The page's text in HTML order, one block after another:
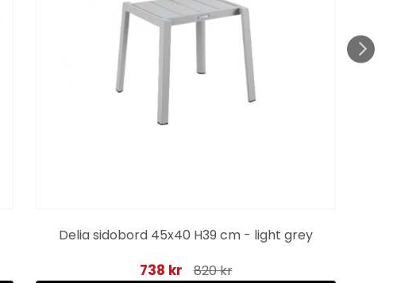
Delia sidobord 45x40 H39 cm - light grey
738 kr 820 kr